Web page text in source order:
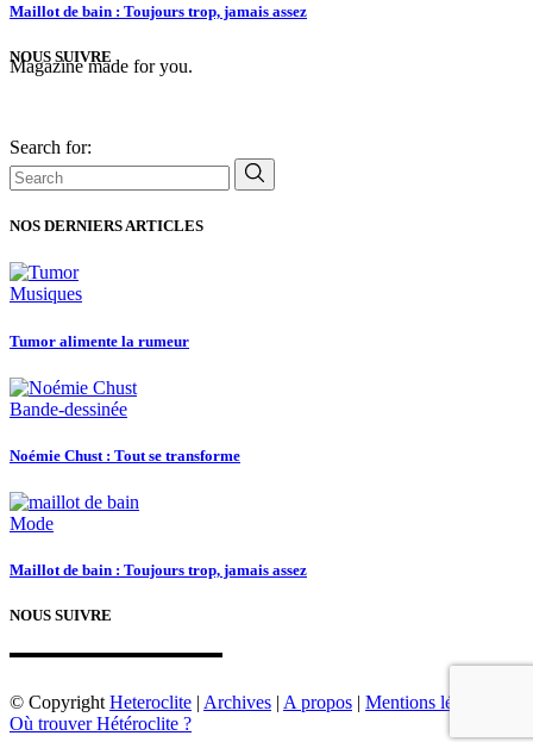
Maillot de bain : Toujours trop, jamais assez
NOUS SUIVRE
Magazine made for you.
Search for:
NOS DERNIERS ARTICLES
Musiques
Tumor alimente la rumeur
Bande-dessinée
Noémie Chust : Tout se transforme
Mode
Maillot de bain : Toujours trop, jamais assez
NOUS SUIVRE
© Copyright Heteroclite | Archives | A propos | Mentions légales
Où trouver Hétéroclite ?